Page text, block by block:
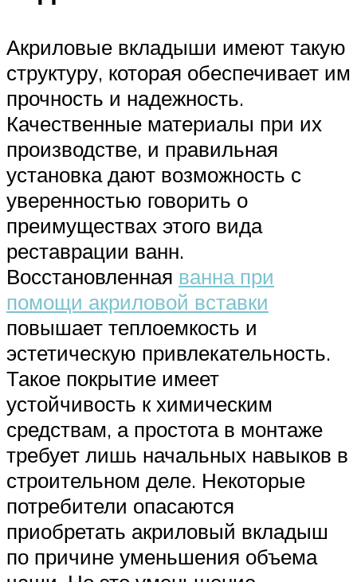
Акриловые вкладыши имеют такую
структуру, которая обеспечивает им
прочность и надежность.
Качественные материалы при их
производстве, и правильная
установка дают возможность с
уверенностью говорить о
преимуществах этого вида
реставрации ванн.
Восстановленная ванна при
помощи акриловой вставки
повышает теплоемкость и
эстетическую привлекательность.
Такое покрытие имеет
устойчивость к химическим
средствам, а простота в монтаже
требует лишь начальных навыков в
строительном деле. Некоторые
потребители опасаются
приобретать акриловый вкладыш
по причине уменьшения объема